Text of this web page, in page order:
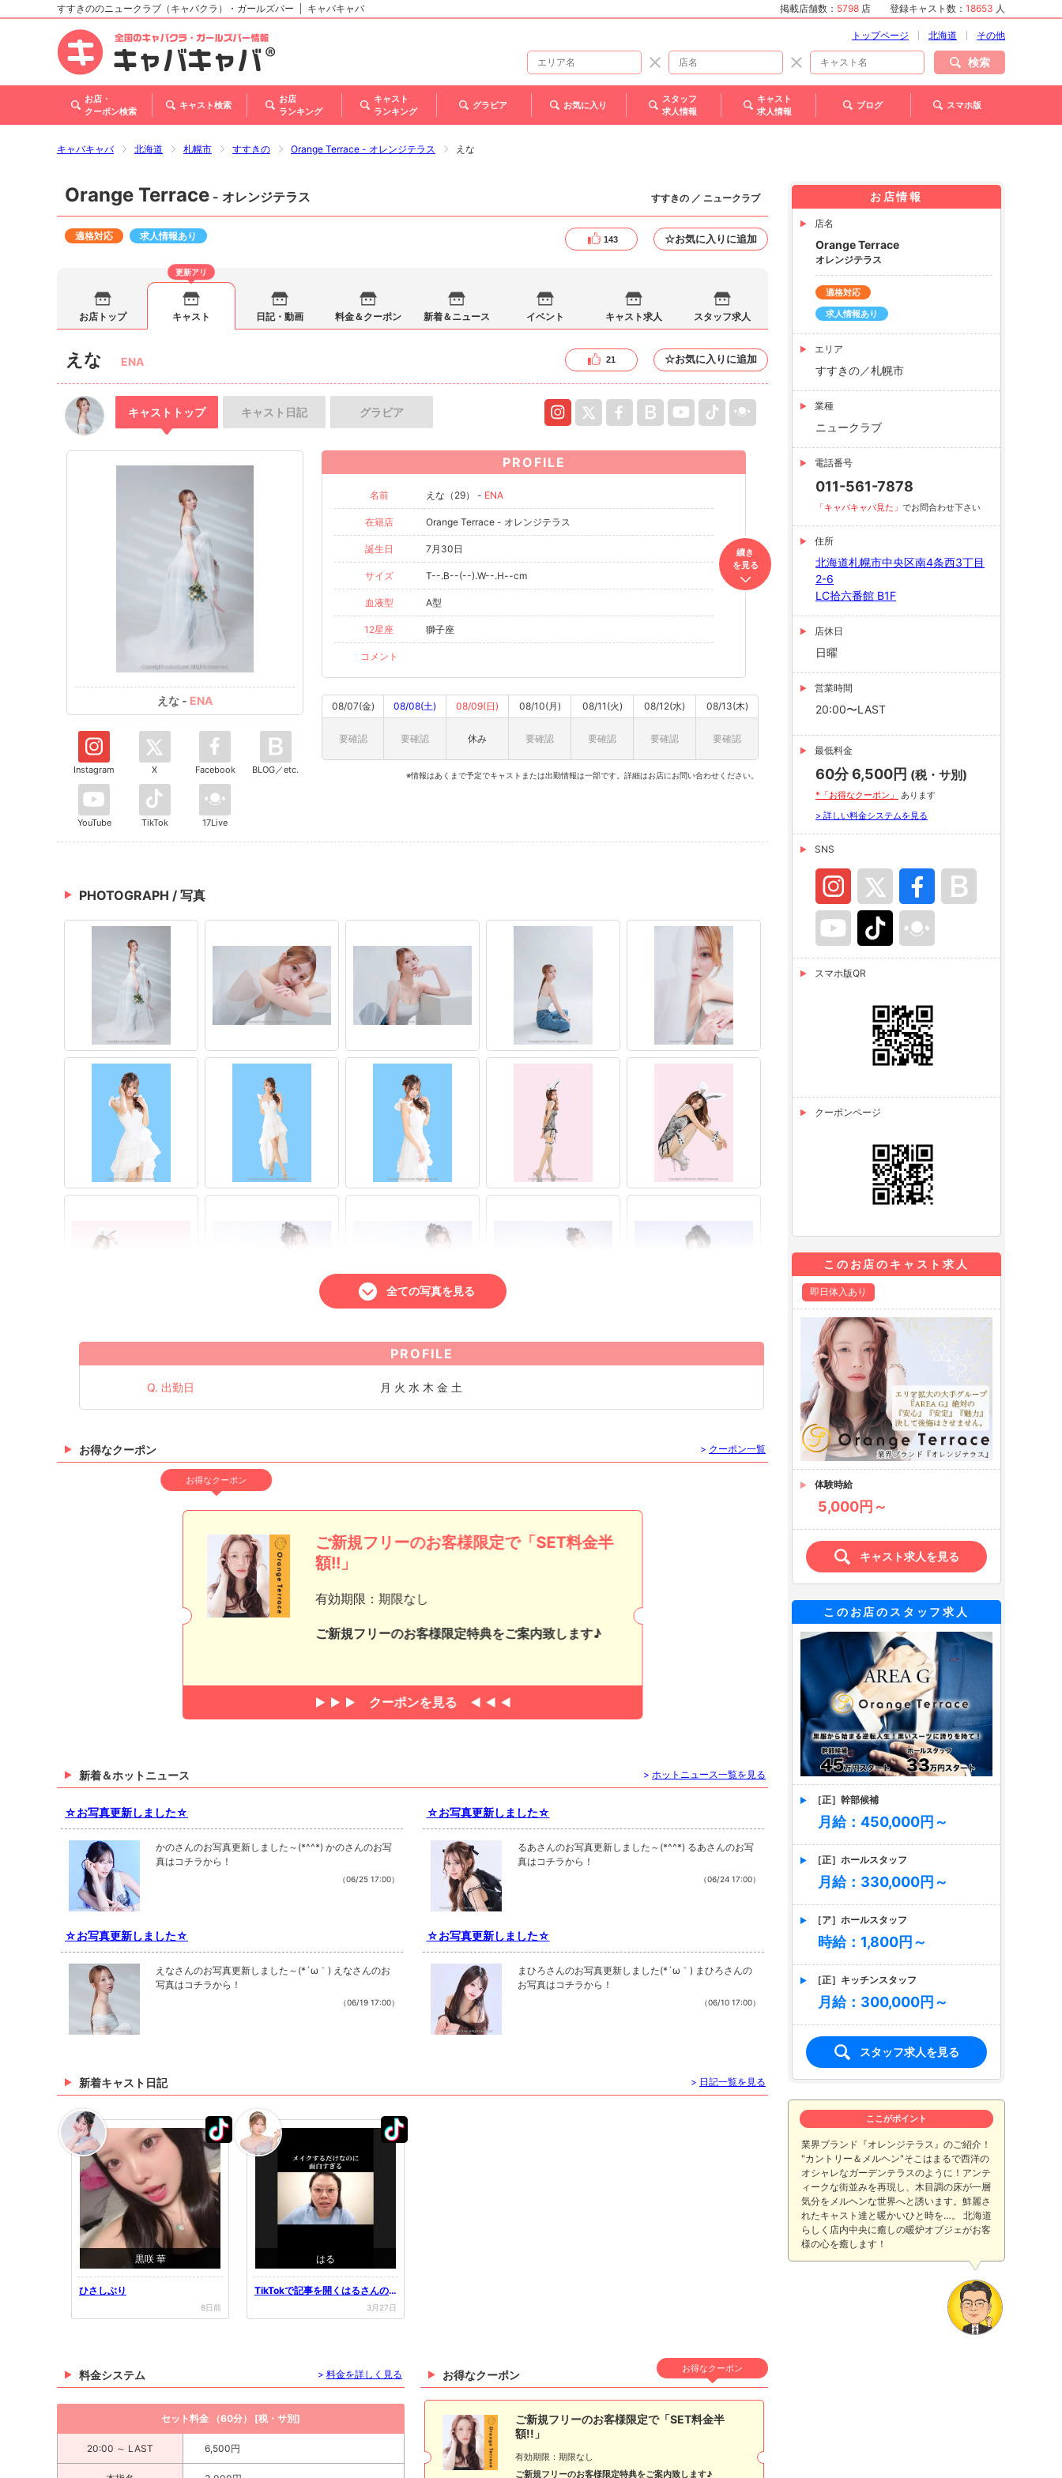
北海道
東北
甲信越・北陸
関西
すすきののニュークラブ（キャバクラ）・ガールズバー キャバキャバ 掲載店舗数： 5798 店 登録キャスト数： 18653 人
トップページ 北海道 その他
検索
お店・
クーポン検索
キャスト検索
お店
ランキング
キャスト
ランキング
グラビア お気に入り
スタッフ
求人情報
キャスト
求人情報
ブログ スマホ版
キャバキャバ 北海道 札幌市 すすきの Orange Terrace - オレンジテラス えな
Orange Terrace - オレンジテラス すすきの ／ ニュークラブ
適格対応 求人情報あり 143 ☆お気に入りに追加
お店トップ
更新アリ
キャスト 日記・動画 料金＆クーポン 新着＆ニュース イベント キャスト求人 スタッフ求人
えな ENA 21 ☆お気に入りに追加
キャスト トップ キャスト 日記 グラビア
えな - ENA
Instagram X Facebook BLOG／etc.
YouTube TikTok 17Live
PROFILE
名前 えな（29） - ENA
在籍店 Orange Terrace - オレンジテラス
誕生日 7月30日
サイズ T--.B--(--).W--.H--cm
血液型 A型
12星座 獅子座
コメント
續き
を見る
08/07(金) 08/08(土) 08/09(日) 08/10(月) 08/11(火) 08/12(水) 08/13(木)
要確認 要確認 休み 要確認 要確認 要確認 要確認
※情報はあくまで予定でキャストまたは出勤情報は一部です。詳細はお店にお問い合わせください。
PHOTOGRAPH / 写真
全ての写真を見る
PROFILE
Q. 出勤日 月 火 水 木 金 土
お得なクーポン > クーポン一覧
お得なクーポン
ご新規フリーのお客様限定で「SET料金半
額!!」
有効期限：期限なし
ご新規フリーのお客様限定特典をご案内致します♪
クーポンを見る
新着＆ホットニュース > ホットニュース一覧を見る
☆お写真更新しました☆
かのさんのお写真更新しました～(*^^*) かのさんのお写
真はコチラから！
（06/25 17:00）
☆お写真更新しました☆
るあさんのお写真更新しました～(*^^*) るあさんのお写
真はコチラから！
（06/24 17:00）
☆お写真更新しました☆
えなさんのお写真更新しました～(*´ω｀) えなさんのお
写真はコチラから！
（06/19 17:00）
☆お写真更新しました☆
まひろさんのお写真更新しました(*´ω｀) まひろさんの
お写真はコチラから！
（06/10 17:00）
新着キャスト日記 > 日記一覧を見る
黒咲 華
ひさしぶり
8日前
はる
TikTokで記事を開くはるさんのT
3月27日
お得なクーポン お得なクーポン
ご新規フリーのお客様限定で「SET料金半
額!!」
有効期限：期限なし
ご新規フリーのお客様限定特典をご案内致します♪
料金システム > 料金を詳しく見る
セット料金 （60分） [税・サ別]
20:00 ～ LAST 6,500円
お店情報
店名
Orange Terrace
オレンジテラス
適格対応
求人情報あり
エリア
すすきの／札幌市
業種
ニュークラブ
電話番号
011-561-7878
「キャバキャバ見た」 でお問合わせ下さい
住所
北海道札幌市中央区南4条西3丁目
2-6
LC拾六番館 B1F
店休日
日曜
営業時間
20:00〜LAST
最低料金
60分 6,500円 (税・サ別)
*「お得なクーポン」
あります
> 詳しい料金システムを見る
SNS
スマホ版QR
クーポンページ
このお店のキャスト求人
即日体入あり
体験時給
5,000円～
キャスト求人を見る
このお店のスタッフ求人
［正］幹部候補
月給：450,000円～
［正］ホールスタッフ
月給：330,000円～
［ア］ホールスタッフ
時給：1,800円～
［正］キッチンスタッフ
月給：300,000円～
スタッフ求人を見る
ここがポイント
業界ブランド『オレンジテラス』のご紹介！
"カントリー＆メルヘン"そこはまるで西洋の
オシャレなガーデンテラスのように！アンテ
ィークな街並みを再現し、木目調の床が一層
気分をメルヘンな世界へと誘います。鮮麗さ
れたキャスト達と暖かいひと時を…。 北海道
らしく店内中央に癒しの暖炉オブジェがお客
様の心を癒します！